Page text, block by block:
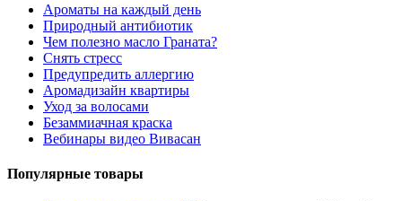
Ароматы на каждый день
Природный антибиотик
Чем полезно масло Граната?
Снять стресс
Предупредить аллергию
Аромадизайн квартиры
Уход за волосами
Безаммиачная краска
Вебинары видео Вивасан
Популярные товары